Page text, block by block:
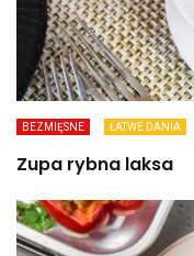
BEZMIĘSNE ŁATWE DANIA
Zupa rybna laksa